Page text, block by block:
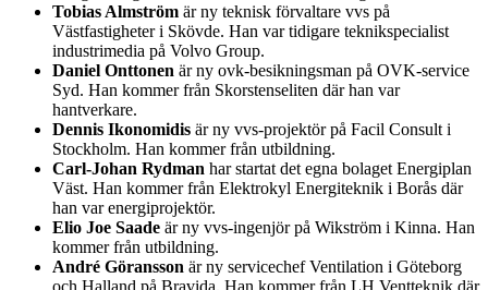
Tobias Almström är ny teknisk förvaltare vvs på
Västfastigheter i Skövde. Han var tidigare teknikspecialist
industrimedia på Volvo Group.
Daniel Onttonen är ny ovk-besikningsman på OVK-service
Syd. Han kommer från Skorstenseliten där han var
hantverkare.
Dennis Ikonomidis är ny vvs-projektör på Facil Consult i
Stockholm. Han kommer från utbildning.
Carl-Johan Rydman har startat det egna bolaget Energiplan
Väst. Han kommer från Elektrokyl Energiteknik i Borås där
han var energiprojektör.
Elio Joe Saade är ny vvs-ingenjör på Wikström i Kinna. Han
kommer från utbildning.
André Göransson är ny servicechef Ventilation i Göteborg
och Halland på Bravida. Han kommer från LH Ventteknik där